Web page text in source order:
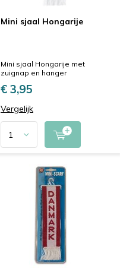
Mini sjaal Hongarije
Mini sjaal Hongarije met
zuignap en hanger
€ 3,95
Vergelijk